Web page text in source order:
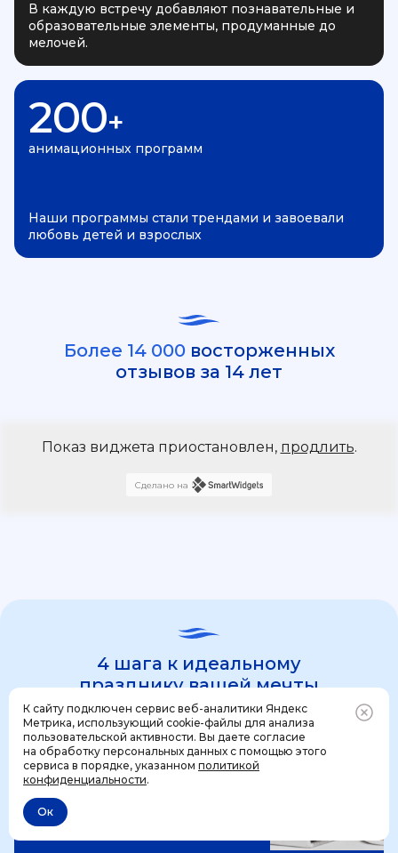
Позвонить+7 (499) 444-31-53
К сайту подключен сервис веб-аналитики Яндекс
Метрика, использующий cookie-файлы для анализа
пользовательской активности. Вы даете согласие
на обработку персональных данных с помощью этого
сервиса в порядке, указанном политикой
конфиденциальности.
Ок
В каждую встречу добавляют познавательные и
образовательные элементы, продуманные до
мелочей.
200+
анимационных программ
Наши программы стали трендами и завоевали
любовь детей и взрослых
Более 14 000восторженных
отзывов за 14 лет
Показ виджета приостановлен, продлить.
Сделано на
4 шага к идеальному
празднику вашей мечты
1 шаг